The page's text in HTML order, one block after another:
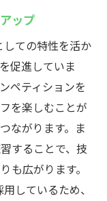
ップ
しての特性を活か
促進していま
ペティションを
を楽しむことが
ながります。ま
することで、技
も広がります。
しているため、